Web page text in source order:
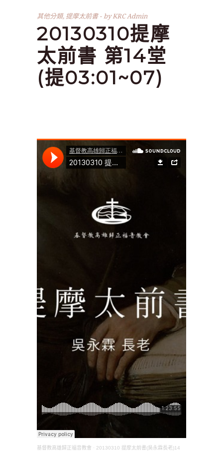
其他分類, 提摩太前書 byKRC Admin
20130310提摩
太前書 第14堂
(提03:01~07)
基督教高雄歸正福音教會 · 20130310 提摩太前書(吳永霖長老)14